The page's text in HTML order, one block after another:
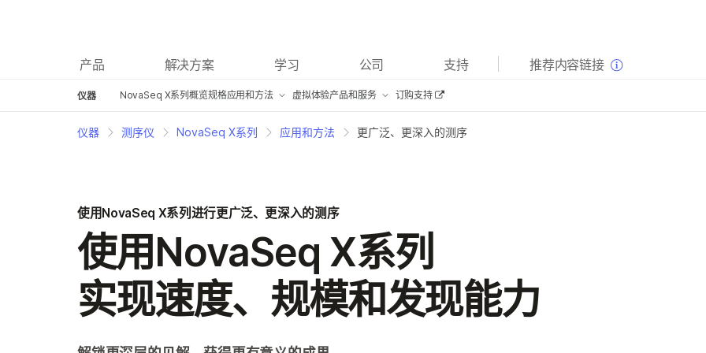
产品 解决方案 学习 公司 支持 推荐内容链接
仪器 NovaSeq X系列概览规格应用和方法
过渡到高通量测序
创新蓝图
虚拟体验产品和服务
软件和信息学产品
订购支持
仪器 测序仪 NovaSeq X系列 应用和方法 更广泛、更深入的测序
使用NovaSeq X系列进行更广泛、更深入的测序
使用NovaSeq X系列
实现速度、规模和发现能力
查看更多相关内容。选择您感兴趣的领域:
癌症研究
农业基因组学